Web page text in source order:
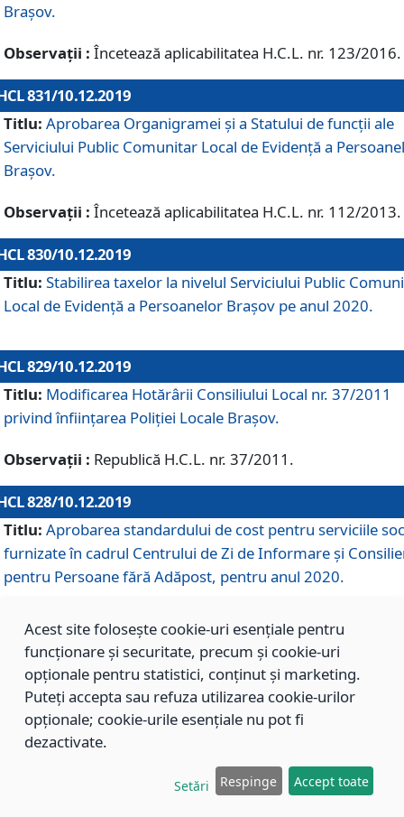
Brașov.
Observații : Încetează aplicabilitatea H.C.L. nr. 123/2016.
831/10.12.2019
Titlu: Aprobarea Organigramei și a Statului de funcții ale
Serviciului Public Comunitar Local de Evidență a
Brașov.
Observații : Încetează aplicabilitatea H.C.L. nr. 112/2013.
830/10.12.2019
Titlu: Stabilirea taxelor la nivelul Serviciului Public
Local de Evidenţă a Persoanelor Braşov pe anul 2020.
829/10.12.2019
Titlu: Modificarea Hotărârii Consiliului Local nr. 37/2011
privind înființarea Poliției Locale Brașov.
Observații : Republică H.C.L. nr. 37/2011.
828/10.12.2019
Titlu: Aprobarea standardului de cost pentru serviciile
furnizate în cadrul Centrului de Zi de Informare și
pentru Persoane fără Adăpost, pentru anul 2020.
827/10.12.2019
Aprobarea standardului de cost pentru serviciile
furnizate în cadrul Centrului Rezidențial pentru Persoane
Adăpost, pentru anul 2020.
Aprobarea standardului de cost pentru serviciile
Acest site folosește cookie-uri esențiale pentru
funcționare și securitate, precum și cookie-uri
opționale pentru statistici, conținut și marketing.
Puteți accepta sau refuza utilizarea cookie-urilor
opționale; cookie-urile esențiale nu pot fi
dezactivate.
Setări Respinge Accept toate